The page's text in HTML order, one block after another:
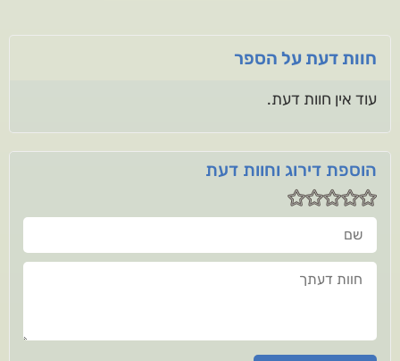
חוות דעת על הספר
עוד אין חוות דעת.
הוספת דירוג וחוות דעת
שם
חוות דעתך